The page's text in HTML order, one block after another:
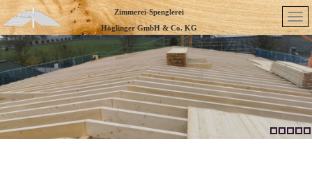
Zimmerei-Spenglerei
Höglinger GmbH & Co. KG
Unsere Philosophie
Sehen Sie mehr